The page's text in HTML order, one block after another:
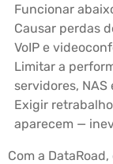
Funcionar
Causar perdas
VoIP e
Limitar a
servidores,
Exigir
aparecem —
Com a